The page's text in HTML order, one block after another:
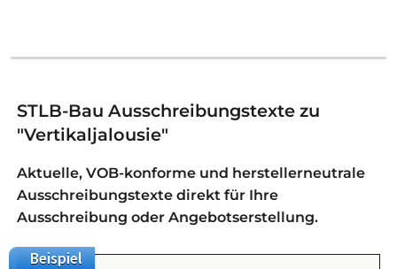
STLB-Bau Ausschreibungstexte zu
"Vertikaljalousie"
Aktuelle, VOB-konforme und herstellerneutrale
Ausschreibungstexte direkt für Ihre
Ausschreibung oder Angebotserstellung.
Beispiel